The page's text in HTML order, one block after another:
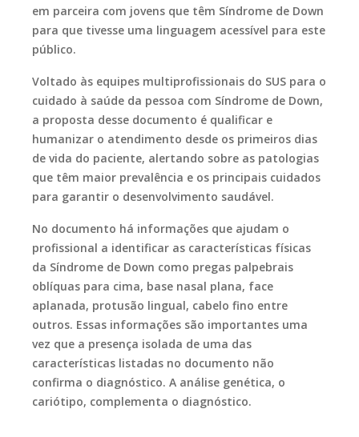
em parceira com jovens que têm Síndrome de Down
para que tivesse uma linguagem acessível para este
público.
Voltado às equipes multiprofissionais do SUS para o
cuidado à saúde da pessoa com Síndrome de Down,
a proposta desse documento é qualificar e
humanizar o atendimento desde os primeiros dias
de vida do paciente, alertando sobre as patologias
que têm maior prevalência e os principais cuidados
para garantir o desenvolvimento saudável.
No documento há informações que ajudam o
profissional a identificar as características físicas
da Síndrome de Down como pregas palpebrais
oblíquas para cima, base nasal plana, face
aplanada, protusão lingual, cabelo fino entre
outros. Essas informações são importantes uma
vez que a presença isolada de uma das
características listadas no documento não
confirma o diagnóstico. A análise genética, o
cariótipo, complementa o diagnóstico.